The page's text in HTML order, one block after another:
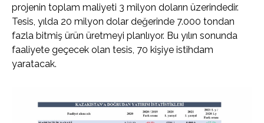
projenin toplam maliyeti 3 milyon doların üzerindedir.
Tesis, yılda 20 milyon dolar değerinde 7.000 tondan
fazla bitmiş ürün üretmeyi planlıyor. Bu yılın sonunda
faaliyete geçecek olan tesis, 70 kişiye istihdam
yaratacak.